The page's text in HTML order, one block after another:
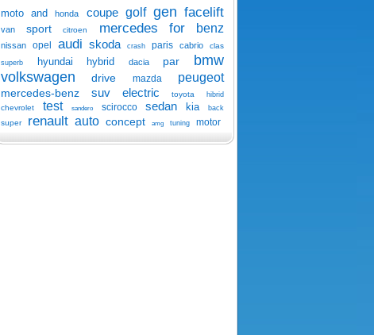
moto and honda coupe golf gen facelift
van sport citroen mercedes for benz
nissan opel audi skoda crash paris cabrio clas
superb hyundai hybrid dacia par
bmw
volkswagen
drive mazda peugeot
mercedes-benz suv electric toyota hibrid
chevrolet test sandero scirocco sedan kia back
super renault auto concept amg tuning motor